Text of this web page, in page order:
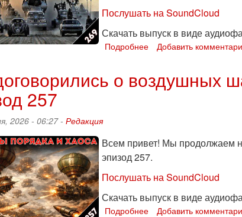
Послушать на SoundCloud
Скачать выпуск в виде
Подробнее
выживанию:
«Тренды
эпизод
269
Добавить
о воздушных
257
2026 - 06:27 - Редакция
Всем привет! Мы продолжаем
эпизод 257.
Послушать на SoundCloud
Скачать выпуск в виде
Подробнее Добавить